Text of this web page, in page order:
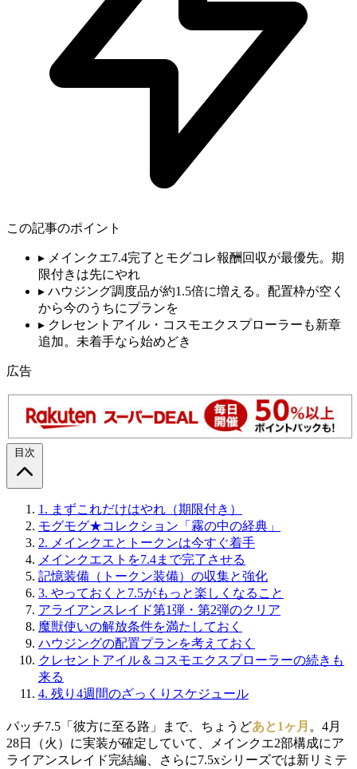
この記事のポイント
▸ メインクエ7.4完了とモグコレ報酬回収が最優先。期
限付きは先にやれ
▸ ハウジング調度品が約1.5倍に増える。配置枠が空く
から今のうちにプランを
▸ クレセントアイル・コスモエクスプローラーも新章
追加。未着手なら始めどき
広告
目次
1. まずこれだけはやれ（期限付き）
モグモグ★コレクション「霧の中の経典」
2. メインクエとトークンは今すぐ着手
メインクエストを7.4まで完了させる
記憶装備（トークン装備）の収集と強化
3. やっておくと7.5がもっと楽しくなること
アライアンスレイド第1弾・第2弾のクリア
魔獣使いの解放条件を満たしておく
ハウジングの配置プランを考えておく
クレセントアイル＆コスモエクスプローラーの続きも
来る
4. 残り4週間のざっくりスケジュール
パッチ7.5「彼方に至る路」まで、ちょうどあと1ヶ月 。4月
28日（火）に実装が確定していて、メインクエ2部構成にア
ライアンスレイド完結編、さらに7.5xシリーズでは新リミテ